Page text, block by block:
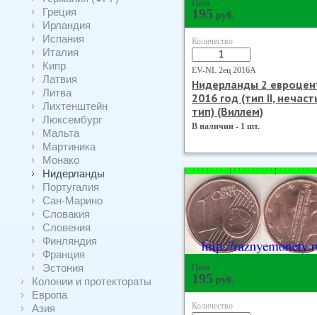
Греция
Ирландия
Испания
Италия
Кипр
Латвия
Литва
Лихтенштейн
Люксембург
Мальта
Мартиника
Монако
Нидерланды
Португалия
Сан-Марино
Словакия
Словения
Финляндия
Франция
Эстония
Колонии и протектораты
Европа
Азия
Цена
195 руб.
Количество
EV-NL 2ец 2016А
Нидерланды 2
2016 год (тип II,
тип) (Виллем)
В наличии - 1 шт.
Цена
195 руб.
Количество